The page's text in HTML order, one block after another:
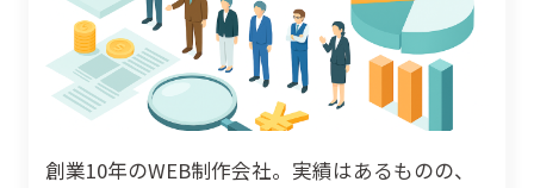
創業10年のWEB制作会社。実績はあるものの、